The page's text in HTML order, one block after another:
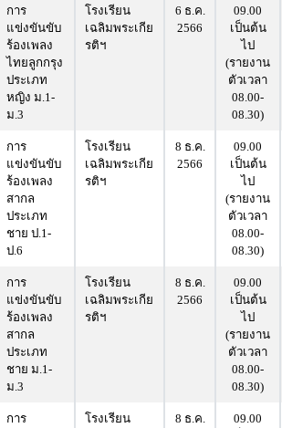
การ
แข่งขันขับ
ร้องเพลง
ไทยลูกกรุง
ประเภท
หญิง ม.1-
ม.3
โรงเรียน
เฉลิมพระเกีย
รติฯ
6 ธ.ค.
2566
09.00
เป็นต้น
ไป
(รายงาน
ตัวเวลา
08.00-
08.30)
การ
แข่งขันขับ
ร้องเพลง
สากล
ประเภท
ชาย ป.1-
ป.6
โรงเรียน
เฉลิมพระเกีย
รติฯ
8 ธ.ค.
2566
09.00
เป็นต้น
ไป
(รายงาน
ตัวเวลา
08.00-
08.30)
การ
แข่งขันขับ
ร้องเพลง
สากล
ประเภท
ชาย ม.1-
ม.3
โรงเรียน
เฉลิมพระเกีย
รติฯ
8 ธ.ค.
2566
09.00
เป็นต้น
ไป
(รายงาน
ตัวเวลา
08.00-
08.30)
การ
โรงเรียน
8 ธ.ค.
09.00